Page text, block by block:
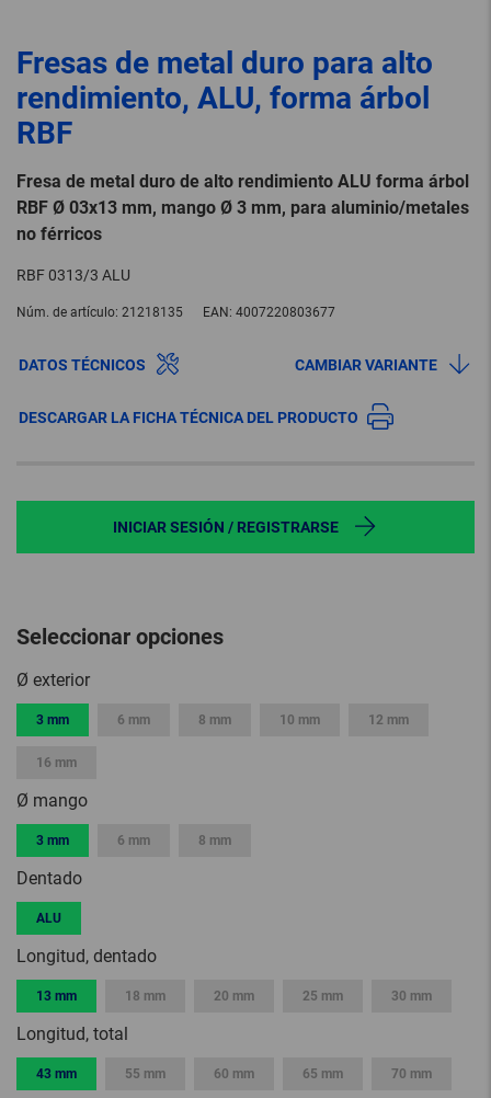
Fresas de metal duro para alto
rendimiento, ALU, forma árbol
RBF
Fresa de metal duro de alto rendimiento ALU forma árbol
RBF Ø 03x13 mm, mango Ø 3 mm, para aluminio/metales
no férricos
RBF 0313/3 ALU
Núm. de artículo: 21218135 EAN: 4007220803677
DATOS TÉCNICOS CAMBIAR VARIANTE
DESCARGAR LA FICHA TÉCNICA DEL PRODUCTO
INICIAR SESIÓN / REGISTRARSE
Seleccionar opciones
Ø exterior
3 mm 6 mm 8 mm 10 mm 12 mm
16 mm
Ø mango
3 mm 6 mm 8 mm
Dentado
ALU
Longitud, dentado
13 mm 18 mm 20 mm 25 mm 30 mm
Longitud, total
43 mm 55 mm 60 mm 65 mm 70 mm